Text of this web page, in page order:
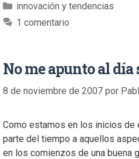
innovación y tendencias
1 comentario
No me apunto al
8 de noviembre de 2007 por
Como estamos en los inicios de
parte del tiempo a aquellos
en los comienzos de una buena